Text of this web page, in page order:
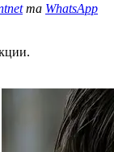
та WhatsApp